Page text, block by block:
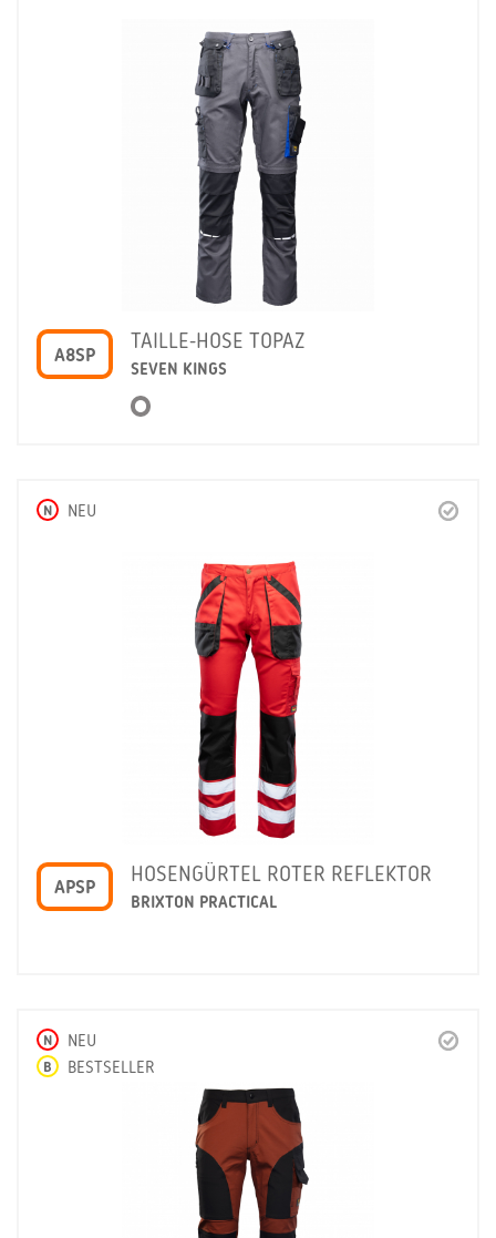
A8SP
TAILLE-HOSE TOPAZ
SEVEN KINGS
N NEU
APSP
HOSENGÜRTEL ROTER REFLEKTOR
BRIXTON PRACTICAL
N NEU
B BESTSELLER